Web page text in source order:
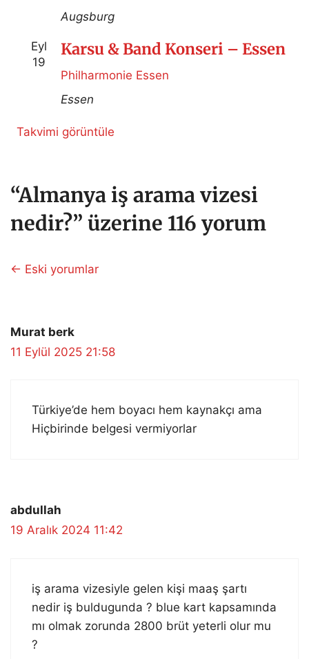
Augsburg
Eyl
19
Karsu & Band Konseri – Essen
Philharmonie Essen
Essen
Takvimi görüntüle
“Almanya iş arama vizesi
nedir?” üzerine 116 yorum
Yorum
← Eski yorumlar
Murat berk
11 Eylül 2025 21:58
Türkiye’de hem boyacı hem kaynakçı ama
Hiçbirinde belgesi vermiyorlar
abdullah
19 Aralık 2024 11:42
iş arama vizesiyle gelen kişi maaş şartı
nedir iş buldugunda ? blue kart kapsamında
mı olmak zorunda 2800 brüt yeterli olur mu
?